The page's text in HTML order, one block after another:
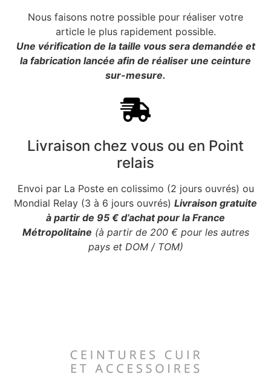
Nous faisons notre possible pour réaliser votre
article le plus rapidement possible.
Une vérification de la taille vous sera demandée et
la fabrication lancée afin de réaliser une ceinture
sur-mesure.
Livraison chez vous ou en Point
relais
Envoi par La Poste en colissimo (2 jours ouvrés) ou
Mondial Relay (3 à 6 jours ouvrés) Livraison gratuite
à partir de 95 € d’achat pour la France
Métropolitaine (à partir de 200 € pour les autres
pays et DOM / TOM)